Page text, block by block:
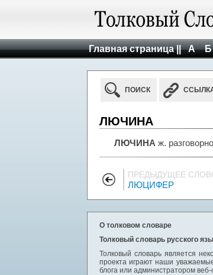
Главная страница || А
ПОИСК
ЛЮЧИНА
ЛЮЧИНА ж.
ПРЕДЫДУЩЕЕ
ЛЮЦИФЕР
О толковом словаре
Толковый словарь русского
Толковый словарь является
проекта играют наши
блога или администратором